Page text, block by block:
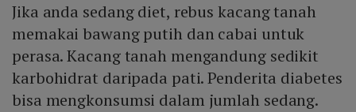
Jika anda sedang diet, rebus kacang tanah
memakai bawang putih dan cabai untuk
perasa. Kacang tanah mengandung sedikit
karbohidrat daripada pati. Penderita diabetes
bisa mengkonsumsi dalam jumlah sedang.